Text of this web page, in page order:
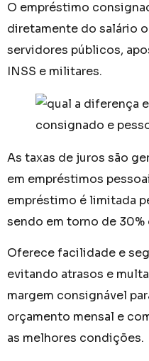
O empréstimo
diretamente do salário
servidores públicos,
INSS e militares.
As taxas de juros são
em empréstimos
empréstimo é limitada
sendo em torno de
Oferece facilidade e
evitando atrasos e
margem consignável
orçamento mensal e
as melhores condições.